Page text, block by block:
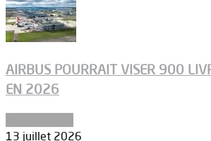
AIRBUS POURRAIT VISER 900
EN 2026
13 juillet 2026